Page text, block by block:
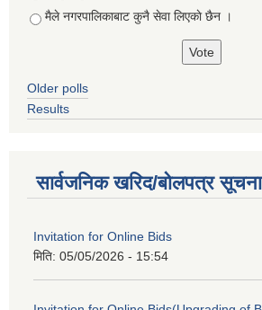
मैले नगरपालिकाबाट कुनै सेवा लिएकाे छैन ।
Older polls
Results
सार्वजनिक खरिद/बोलपत्र सूचना
Invitation for Online Bids
मिति: 05/05/2026 - 15:54